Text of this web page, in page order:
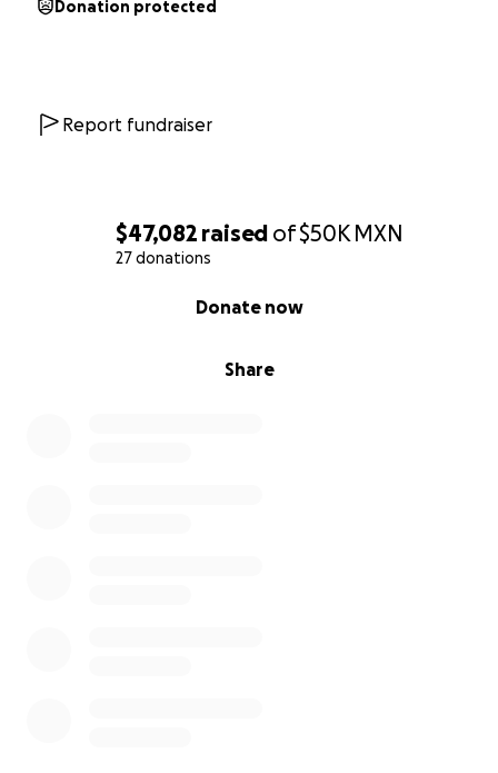
$47,082 raised of$50K MXN
27 donations
Share
Donate now
Donation protected
Report fundraiser